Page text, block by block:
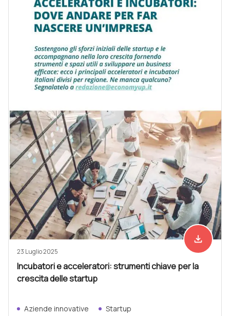
Scarica
file_download
23 Luglio 2025
Incubatori e acceleratori: strumenti chiave per la
crescita delle startup
Aziende innovative Startup